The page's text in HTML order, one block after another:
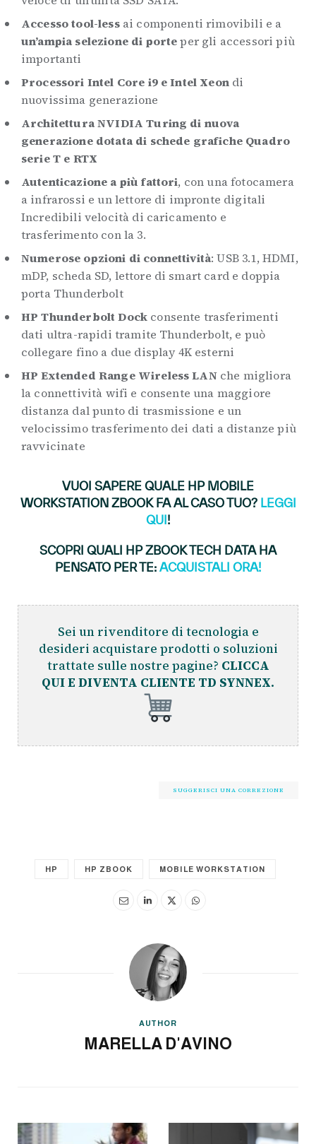
Accesso tool-lessai componenti rimovibili e a
un’ampia selezione di porteper gli accessori più
importanti
Processori Intel Core i9 e Intel Xeondi
nuovissima generazione
Architettura NVIDIA Turing di nuova
generazione dotata di schede grafiche Quadro
serie T e RTX
Autenticazione a più fattori, con una fotocamera
a infrarossi e un lettore di impronte digitali
Incredibili velocità di caricamento e
trasferimento con la 3.
Numerose opzioni di connettività: USB 3.1, HDMI,
mDP, scheda SD, lettore di smart card e doppia
porta Thunderbolt
HP Thunderbolt Dock consente trasferimenti
dati ultra-rapidi tramite Thunderbolt, e può
collegare fino a due display 4K esterni
HP Extended Range Wireless LANche migliora
la connettività wifi e consente una maggiore
distanza dal punto di trasmissione e un
velocissimo trasferimento dei dati a distanze più
ravvicinate
VUOI SAPERE QUALE HP MOBILE
WORKSTATION ZBOOK FA AL CASO TUO? LEGGI
QUI!
SCOPRI QUALI HP ZBOOK TECH DATA HA
PENSATO PER TE: ACQUISTALI ORA!
Sei un rivenditore di tecnologia e
desideri acquistare prodotti o soluzioni
trattate sulle nostre pagine? CLICCA
QUI E DIVENTA CLIENTE TD SYNNEX.
SUGGERISCI UNA CORREZIONE
HP HP ZBOOK MOBILE WORKSTATION
AUTHOR
MARELLA D'AVINO